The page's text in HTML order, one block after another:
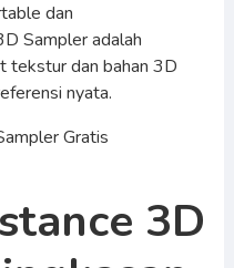
dan
Sampler adalah
tekstur dan bahan 3D
nyata.
3D